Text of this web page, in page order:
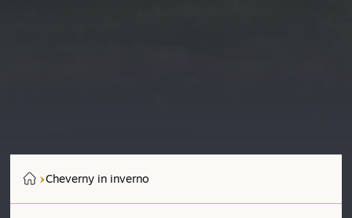
Cheverny in inverno